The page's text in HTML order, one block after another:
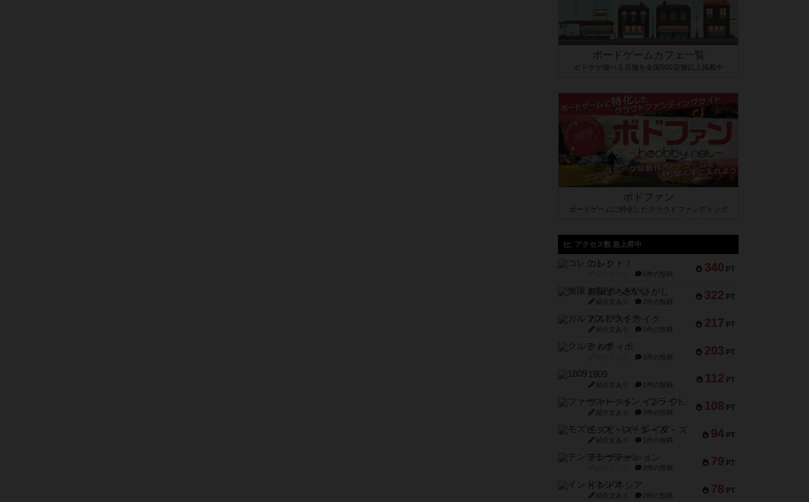
ボードゲームカフェ一覧
ボドゲが遊べる店舗を全国500店舗以上掲載中
ボドファン
ボードゲームに特化したクラウドファンディング
アクセス数 急上昇中
340 PT
コレクト！
1件の投稿
322 PT
無限まちがいさがし
紹介文あり 2件の投稿
217 PT
ガルフストライク
紹介文あり 1件の投稿
203 PT
クルティボ
1件の投稿
112 PT
1809
紹介文あり 1件の投稿
108 PT
ファースト・イン・フライト
紹介文あり 3件の投稿
94 PT
モズビ－ズ・レイダ－ズ
紹介文あり 1件の投稿
79 PT
テンプテーション
2件の投稿
78 PT
インドネシア
紹介文あり 2件の投稿